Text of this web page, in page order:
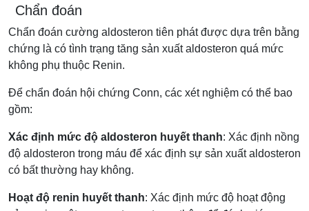
Chẩn đoán
Chẩn đoán cường aldosteron tiên phát được dựa trên bằng
chứng là có tình trạng tăng sản xuất aldosteron quá mức
không phụ thuộc Renin.
Để chẩn đoán hội chứng Conn, các xét nghiệm có thể bao
gồm:
Xác định mức độ aldosteron huyết thanh: Xác định nồng
độ aldosteron trong máu để xác định sự sản xuất aldosteron
có bất thường hay không.
Hoạt độ renin huyết thanh: Xác định mức độ hoạt động